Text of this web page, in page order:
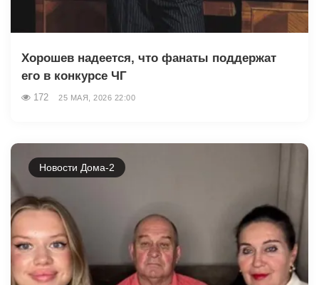
Хорошев надеется, что фанаты поддержат
его в конкурсе ЧГ
172 25 МАЯ, 2026 22:00
Новости Дома-2